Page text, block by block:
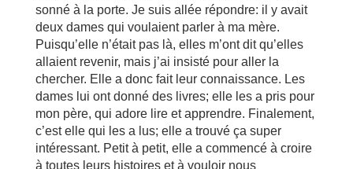
sonné à la porte. Je suis allée répondre: il y avait
deux dames qui voulaient parler à ma mère.
Puisqu’elle n’était pas là, elles m’ont dit qu’elles
allaient revenir, mais j’ai insisté pour aller la
chercher. Elle a donc fait leur connaissance. Les
dames lui ont donné des livres; elle les a pris pour
mon père, qui adore lire et apprendre. Finalement,
c’est elle qui les a lus; elle a trouvé ça super
intéressant. Petit à petit, elle a commencé à croire
à toutes leurs histoires et à vouloir nous